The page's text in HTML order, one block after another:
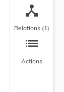
device_hub
Relations (1)
list
Actions